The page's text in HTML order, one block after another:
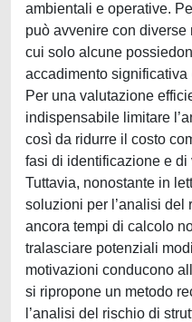
ambientali e operative.
può avvenire con
cui solo alcune
accadimento
Per una valutazione
indispensabile limitare
così da ridurre il costo
fasi di identificazione e
Tuttavia, nonostante in
soluzioni per l’analisi del
ancora tempi di calcolo
tralasciare potenziali
motivazioni conducono
si ripropone un metodo
l’analisi del rischio di